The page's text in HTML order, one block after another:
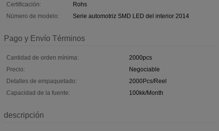
Certificación:
Rohs
Número de modelo:
Serie automotriz SMD LED del interior 2014
Pago y Envío Términos
Cantidad de orden mínima:
2000pcs
Precio:
Negociable
Detalles de empaquetado:
2000Pcs/Reel
Capacidad de la fuente:
100kk/Month
descripción